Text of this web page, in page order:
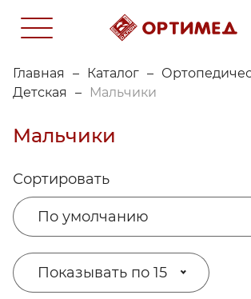
Главная – Каталог –
Детская
– Мальчики
Мальчики
Сортировать
По умолчанию
Показывать по 15